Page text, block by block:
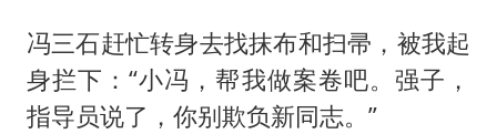
冯三石赶忙转身去找抹布和扫帚，被我起
身拦下：“小冯，帮我做案卷吧。强子，
指导员说了，你别欺负新同志。”